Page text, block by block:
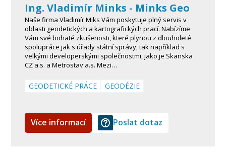
Ing. Vladimír Minks - Minks Geo
Naše firma Vladimír Miks Vám poskytuje plný servis v
oblasti geodetických a kartografických prací. Nabízíme
Vám své bohaté zkušenosti, které plynou z dlouholeté
spolupráce jak s úřady státní správy, tak například s
velkými developerskými společnostmi, jako je Skanska
CZ a.s. a Metrostav a.s. Mezi…
GEODETICKÉ PRÁCE GEODÉZIE
Více informací Poslat dotaz